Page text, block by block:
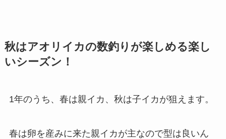
秋はアオリイカの数釣りが楽しめる楽し
いシーズン！
1年のうち、春は親イカ、秋は子イカが狙えます。
春は卵を産みに来た親イカが主なので型は良いん